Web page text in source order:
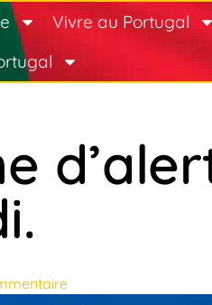
Vivre au Portugal